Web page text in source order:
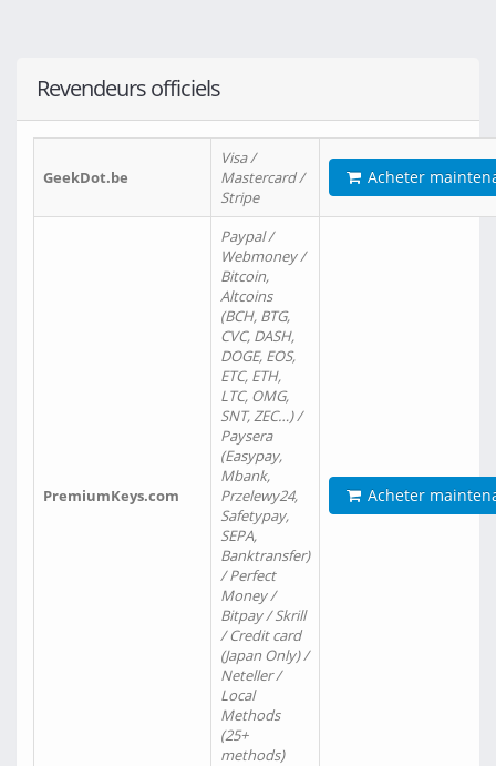
Revendeurs officiels
GeekDot.be
Visa /
Mastercard /
Stripe
Acheter
PremiumKeys.com
Paypal /
Webmoney /
Bitcoin,
Altcoins
(BCH, BTG,
CVC, DASH,
DOGE, EOS,
ETC, ETH,
LTC, OMG,
SNT, ZEC…) /
Paysera
(Easypay,
Mbank,
Przelewy24,
Safetypay,
SEPA,
Banktransfer)
/ Perfect
Money /
Bitpay / Skrill
/ Credit card
(Japan Only) /
Neteller /
Local
Methods
(25+
methods)
Acheter